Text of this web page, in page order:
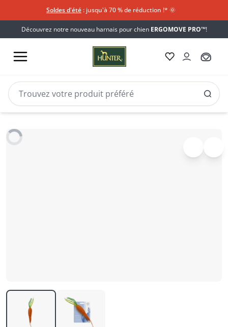
Soldes d'été : jusqu'à 70 % de réduction !*​ 🌞
Découvrez notre nouveau harnais pour chien ERGOMOVE PRO™!